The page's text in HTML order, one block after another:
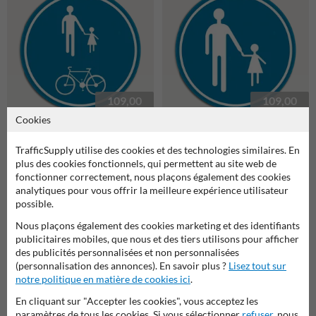
109,00
Partie de la voie publique
réservée aux piétons et
cyclistes
109,00
Chemin obligatoire pour les
piétons
109,00
Cookies
TrafficSupply utilise des cookies et des technologies similaires. En
plus des cookies fonctionnels, qui permettent au site web de
fonctionner correctement, nous plaçons également des cookies
analytiques pour vous offrir la meilleure expérience utilisateur
possible.
Nous plaçons également des cookies marketing et des identifiants
publicitaires mobiles, que nous et des tiers utilisons pour afficher
des publicités personnalisées et non personnalisées
(personnalisation des annonces). En savoir plus ? Lisez tout sur
notre politique en matière de cookies ici.
En cliquant sur "Accepter les cookies", vous acceptez les